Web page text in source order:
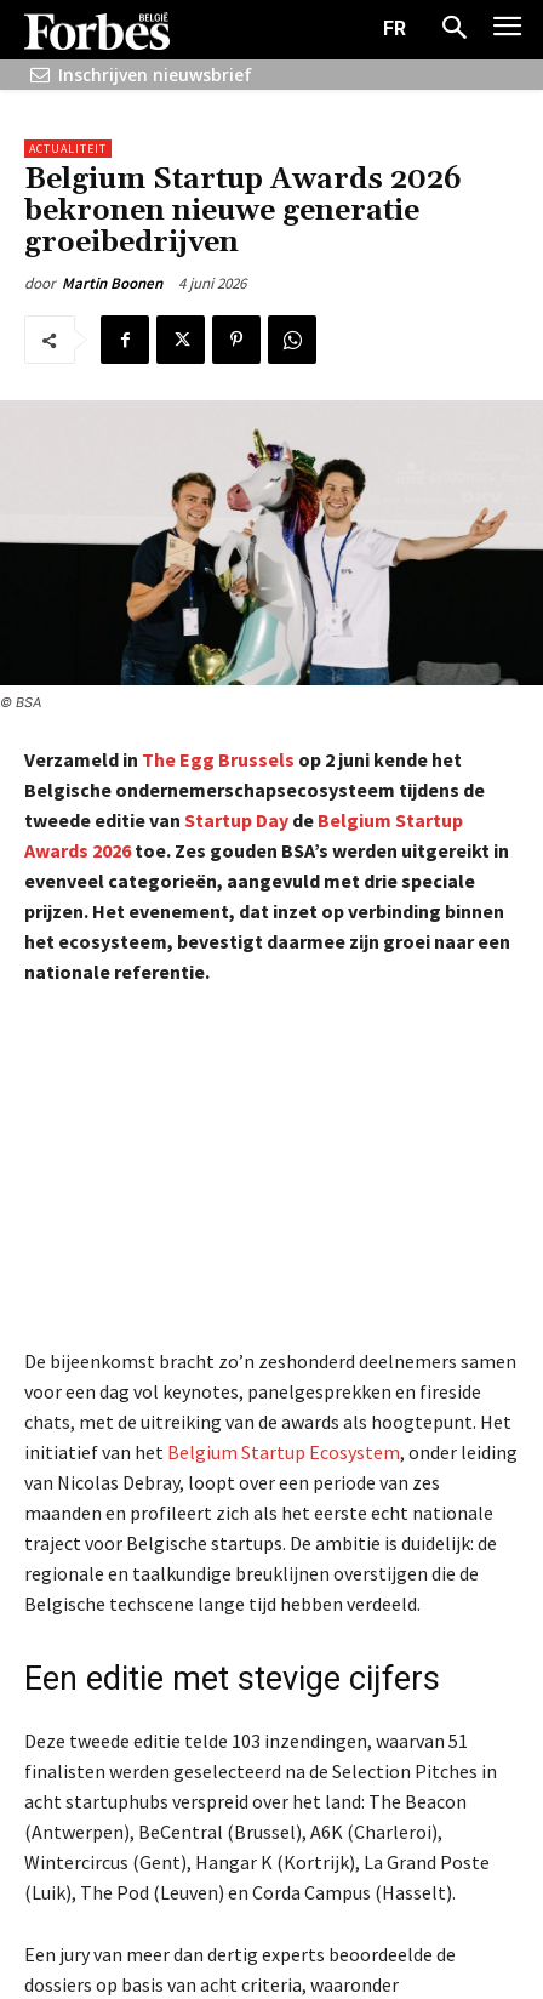
FR
Inschrijven nieuwsbrief
ACTUALITEIT
Belgium Startup Awards 2026
bekronen nieuwe generatie
groeibedrijven
door Martin Boonen 4 juni 2026
© BSA
Verzameld in The Egg Brussels op 2 juni kende het
Belgische ondernemerschapsecosysteem tijdens de
tweede editie van Startup Day de Belgium Startup
Awards 2026toe. Zes gouden BSA’s werden uitgereikt in
evenveel categorieën, aangevuld met drie speciale
prijzen. Het evenement, dat inzet op verbinding binnen
het ecosysteem, bevestigt daarmee zijn groei naar een
nationale referentie.
De bijeenkomst bracht zo’n zeshonderd deelnemers samen
voor een dag vol keynotes, panelgesprekken en fireside
chats, met de uitreiking van de awards als hoogtepunt. Het
initiatief van het Belgium Startup Ecosystem, onder leiding
van Nicolas Debray, loopt over een periode van zes
maanden en profileert zich als het eerste echt nationale
traject voor Belgische startups. De ambitie is duidelijk: de
regionale en taalkundige breuklijnen overstijgen die de
Belgische techscene lange tijd hebben verdeeld.
Een editie met stevige cijfers
Deze tweede editie telde 103 inzendingen, waarvan 51
finalisten werden geselecteerd na de Selection Pitches in
acht startuphubs verspreid over het land: The Beacon
(Antwerpen), BeCentral (Brussel), A6K (Charleroi),
Wintercircus (Gent), Hangar K (Kortrijk), La Grand Poste
(Luik), The Pod (Leuven) en Corda Campus (Hasselt).
Een jury van meer dan dertig experts beoordeelde de
dossiers op basis van acht criteria, waaronder